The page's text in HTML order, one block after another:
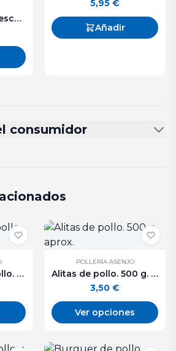
Bonito "Ortiz" en escabeche lata ovalada. 112 g. aprox.
5,95 €
Añadir
consumidor
Jamoncitos de pollo. 500 g. aprox.
POLLERÍA ASENJO
Alitas de pollo. 500 g. aprox.
3,50 €
Ver opciones